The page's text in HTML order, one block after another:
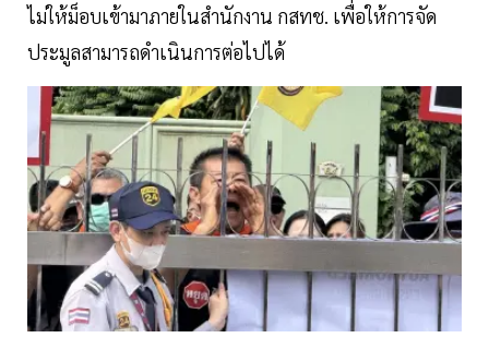
ไม่ให้ม็อบเข้ามาภายในสำนักงาน กสทช. เพื่อให้การจัด
ประมูลสามารถดำเนินการต่อไปได้